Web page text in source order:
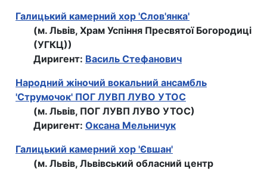
Галицький камерний хор 'Слов'янка'
(м. Львів, Храм Успіння Пресвятої Богородиці
(УГКЦ))
Диригент: Василь Стефанович
Народний жіночий вокальний ансамбль
'Струмочок' ПОГ ЛУВП ЛУВО УТОС
(м. Львів, ПОГ ЛУВП ЛУВО УТОС)
Диригент: Оксана Мельничук
Галицький камерний хор 'Євшан'
(м. Львів, Львівський обласний центр